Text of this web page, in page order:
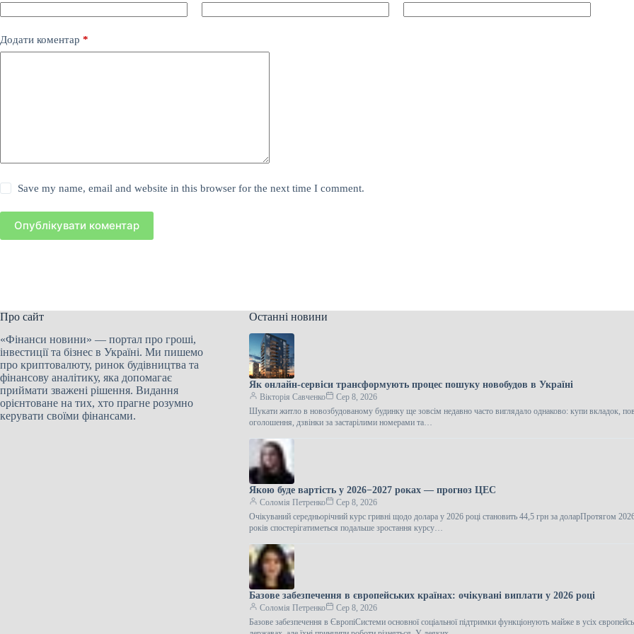
Додати коментар *
Save my name, email and website in this browser for the next time I comment.
Опублікувати коментар
Про сайт
«Фінанси новини» — портал про гроші,
інвестиції та бізнес в Україні. Ми пишемо
про криптовалюту, ринок будівництва та
фінансову аналітику, яка допомагає
приймати зважені рішення. Видання
орієнтоване на тих, хто прагне розумно
керувати своїми фінансами.
Останні новини
Як онлайн-сервіси трансформують процес пошуку новобудов в Україні
Вікторія Савченко
Сер 8, 2026
Шукати житло в новозбудованому будинку ще зовсім недавно часто виглядало однаково: купи вкладок,
оголошення, дзвінки за застарілими номерами та…
Якою буде вартість у 2026−2027 роках — прогноз ЦЕС
Соломія Петренко
Сер 8, 2026
Очікуваний середньорічний курс гривні щодо долара у 2026 році становить 44,5 грн за доларПротягом
років спостерігатиметься подальше зростання курсу…
Базове забезпечення в європейських країнах: очікувані виплати у 2026 році
Соломія Петренко
Сер 8, 2026
Базове забезпечення в ЄвропіСистеми основної соціальної підтримки функціонують майже в усіх